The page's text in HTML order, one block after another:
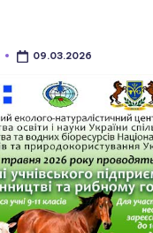
09.03.2026